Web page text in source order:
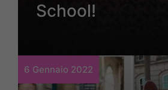
School!
6 Gennaio 2022